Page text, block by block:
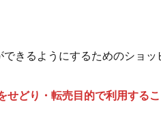
きるようにするためのショッ
どり・転売目的で利用する